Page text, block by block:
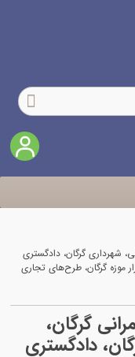
شهرداری گرگان، دادگستری
موزه گرگان، طرح‌های تجاری
گرگان،
دادگستری